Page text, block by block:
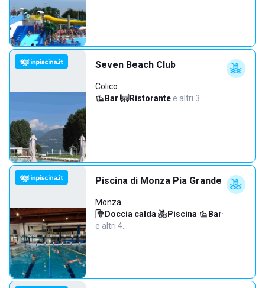
Seven Beach Club
Colico
Bar· Ristorante·e altri 3…
Piscina di Monza Pia Grande
Monza
Doccia calda· Piscina· Bar·
e altri 4…